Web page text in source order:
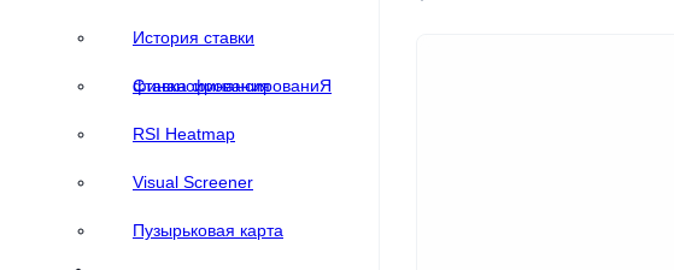
История ставки
финансирования
Cтавка финансированиЯ
RSI Heatmap
Visual Screener
Пузырьковая карта